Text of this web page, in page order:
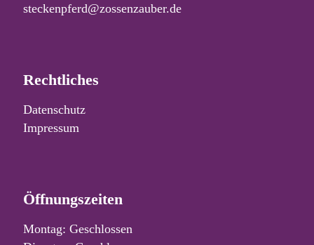
steckenpferd@zossenzauber.de
Rechtliches
Datenschutz
Impressum
Öffnungszeiten
Montag: Geschlossen